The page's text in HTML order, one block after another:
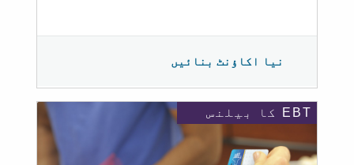
نیا اکاؤنٹ بنائیں
EBT کا بیلنس